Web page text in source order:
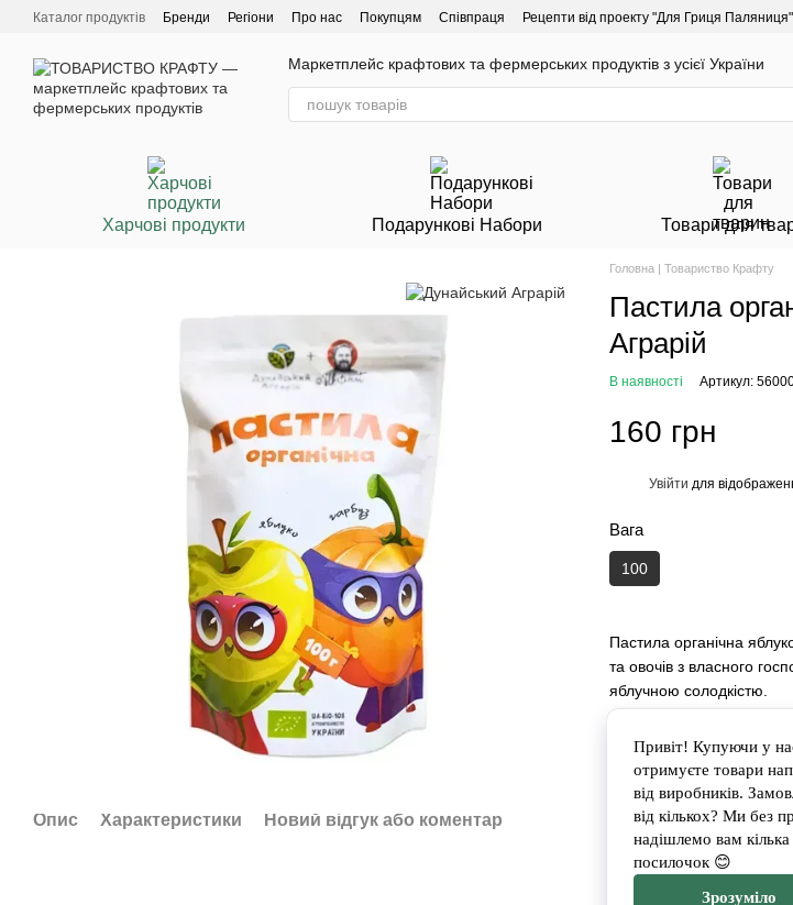
Перейти до основного контенту
Каталог продуктів Бренди Регіони Про нас Покупцям Співпраця Рецепти від проекту "Для Гриця Паляниця"
Маркетплейс крафтових та фермерських продуктів з усієї України
Харчові продукти Подарункові Набори Товари для
Опис Характеристики Новий відгук або коментар
Головна | Товариство Крафту
Пастила
Аграрій
В наявності Артикул:
160 грн
Увійти для
Вага
100
Пастила органічна
та овочів з власного
яблучною солодкістю.
Доставка Оплата